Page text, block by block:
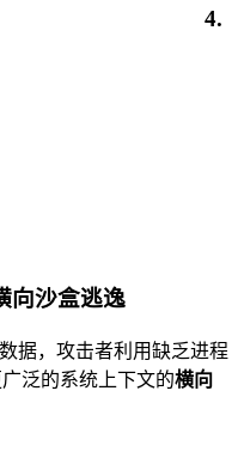
4.
向沙盒逃逸
据，攻击者利用缺乏进程
泛的系统上下文的横向